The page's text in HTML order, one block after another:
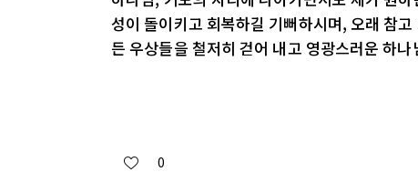
성이 돌이키고 회복하길 기뻐하시며, 오래 참
든 우상들을 철저히 걷어 내고 영광스러운 하
0